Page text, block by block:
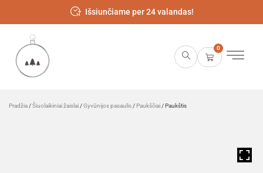
Išsiunčiame per 24 valandas!
0
Pradžia /Šiuolaikiniai žaislai /Gyvūnijos pasaulis / Paukščiai / Paukštis